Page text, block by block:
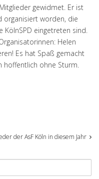
gewidmet. Er ist
organisiert worden, die
KölnSPD eingetreten sind.
Helen
Es hat Spaß gemacht
hoffentlich ohne Sturm.
der AsF Köln in diesem Jahr